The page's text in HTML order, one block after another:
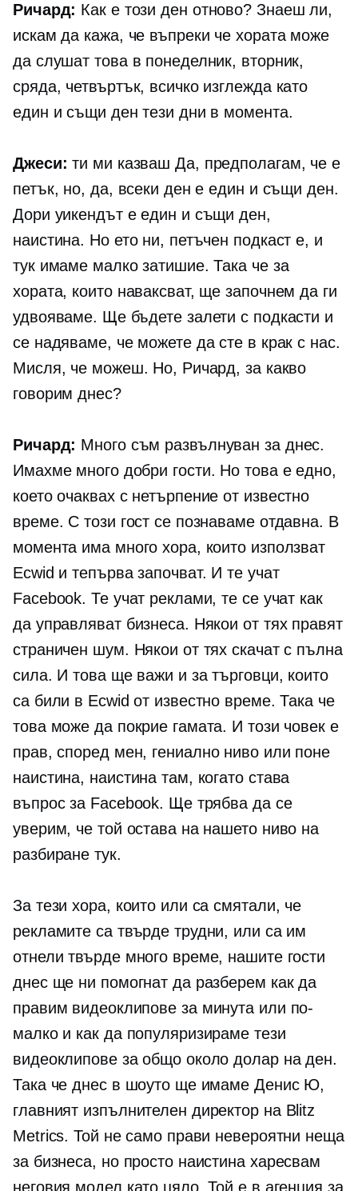
Ричард: Как е този ден отново? Знаеш ли,
искам да кажа, че въпреки че хората може
да слушат това в понеделник, вторник,
сряда, четвъртък, всичко изглежда като
един и същи ден тези дни в момента.
Джеси: ти ми казваш Да, предполагам, че е
петък, но, да, всеки ден е един и същи ден.
Дори уикендът е един и същи ден,
наистина. Но ето ни, петъчен подкаст е, и
тук имаме малко затишие. Така че за
хората, които наваксват, ще започнем да ги
удвояваме. Ще бъдете залети с подкасти и
се надяваме, че можете да сте в крак с нас.
Мисля, че можеш. Но, Ричард, за какво
говорим днес?
Ричард: Много съм развълнуван за днес.
Имахме много добри гости. Но това е едно,
което очаквах с нетърпение от известно
време. С този гост се познаваме отдавна. В
момента има много хора, които използват
Ecwid и тепърва започват. И те учат
Facebook. Те учат реклами, те се учат как
да управляват бизнеса. Някои от тях правят
страничен шум. Някои от тях скачат с пълна
сила. И това ще важи и за търговци, които
са били в Ecwid от известно време. Така че
това може да покрие гамата. И този човек е
прав, според мен, гениално нивоили поне
наистина, наистина там, когато става
въпрос за Facebook. Ще трябва да се
уверим, че той остава на нашето ниво на
разбиране тук.
За тези хора, които или са смятали, че
рекламите са твърде трудни, или са им
отнели твърде много време, нашите гости
днес ще ни помогнат да разберем как да
правим видеоклипове за минута или по-
малко и как да популяризираме тези
видеоклипове за общо около долар на ден.
Така че днес в шоуто ще имаме Денис Ю,
главният изпълнителен директор на Blitz
Metrics. Той не само прави невероятни неща
за бизнеса, но просто наистина харесвам
неговия модел като цяло. Той е в агенция за